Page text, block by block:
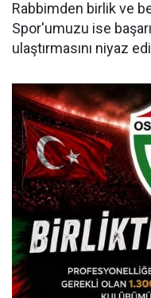
Rabbimden birlik ve
Spor'umuzu ise
ulaştırmasını niyaz